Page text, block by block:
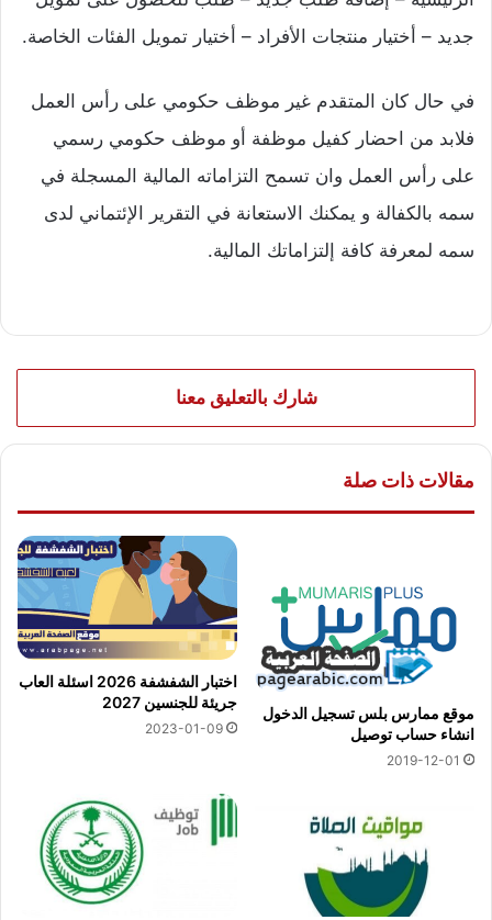
جديد – أختيار منتجات الأفراد – أختيار تمويل الفئات الخاصة.
في حال كان المتقدم غير موظف حكومي على رأس العمل
فلابد من احضار كفيل موظفة أو موظف حكومي رسمي
على رأس العمل وان تسمح التزاماته المالية المسجلة في
سمه بالكفالة و يمكنك الاستعانة في التقرير الإئتماني لدى
سمه لمعرفة كافة إلتزاماتك المالية.
شارك بالتعليق معنا
مقالات ذات صلة
موقع ممارس بلس تسجيل الدخول
انشاء حساب توصيل
2019-12-01
اختبار الشفشفة 2026 اسئلة العاب
جريئة للجنسين 2027
2023-01-09